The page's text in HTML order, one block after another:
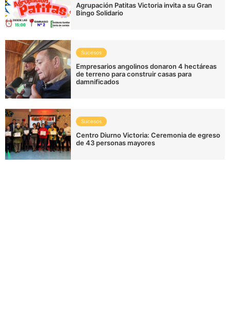
Agrupación Patitas Victoria invita a su Gran
Bingo Solidario
Sucesos
Empresarios angolinos donaron 4 hectáreas
de terreno para construir casas para
damnificados
Sucesos
Centro Diurno Victoria: Ceremonia de egreso
de 43 personas mayores